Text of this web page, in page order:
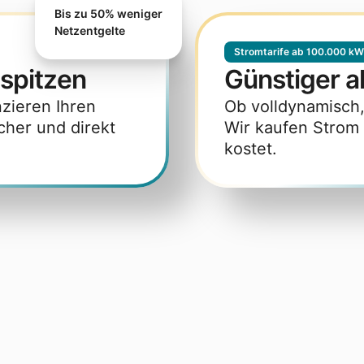
Ihren
und direkt
Bis zu 50% weniger
Netzentgelte
Stromtarife ab 100.000
Günstiger
Ob
Wir kaufen
kostet.